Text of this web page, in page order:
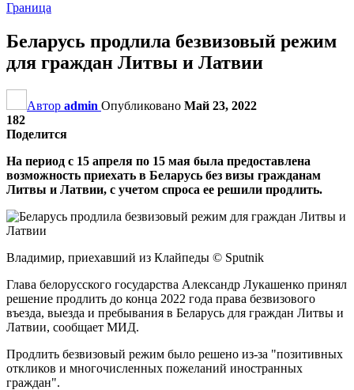
Граница
Беларусь продлила безвизовый режим
для граждан Литвы и Латвии
Автор admin Опубликовано Май 23, 2022
182
Поделится
На период с 15 апреля по 15 мая была предоставлена
возможность приехать в Беларусь без визы гражданам
Литвы и Латвии, с учетом спроса ее решили продлить.
Владимир, приехавший из Клайпеды © Sputnik
Глава белорусского государства Александр Лукашенко принял
решение продлить до конца 2022 года права безвизового
въезда, выезда и пребывания в Беларусь для граждан Литвы и
Латвии, сообщает МИД.
Продлить безвизовый режим было решено из-за "позитивных
откликов и многочисленных пожеланий иностранных
граждан".